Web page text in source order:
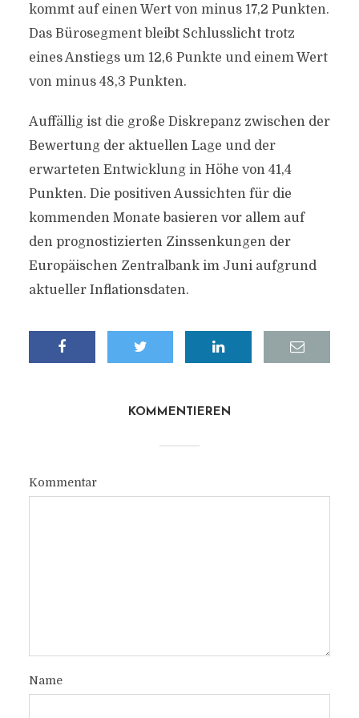
kommt auf einen Wert von minus 17,2 Punkten.
Das Bürosegment bleibt Schlusslicht trotz
eines Anstiegs um 12,6 Punkte und einem Wert
von minus 48,3 Punkten.
Auffällig ist die große Diskrepanz zwischen der
Bewertung der aktuellen Lage und der
erwarteten Entwicklung in Höhe von 41,4
Punkten. Die positiven Aussichten für die
kommenden Monate basieren vor allem auf
den prognostizierten Zinssenkungen der
Europäischen Zentralbank im Juni aufgrund
aktueller Inflationsdaten.
KOMMENTIEREN
Kommentar
Name